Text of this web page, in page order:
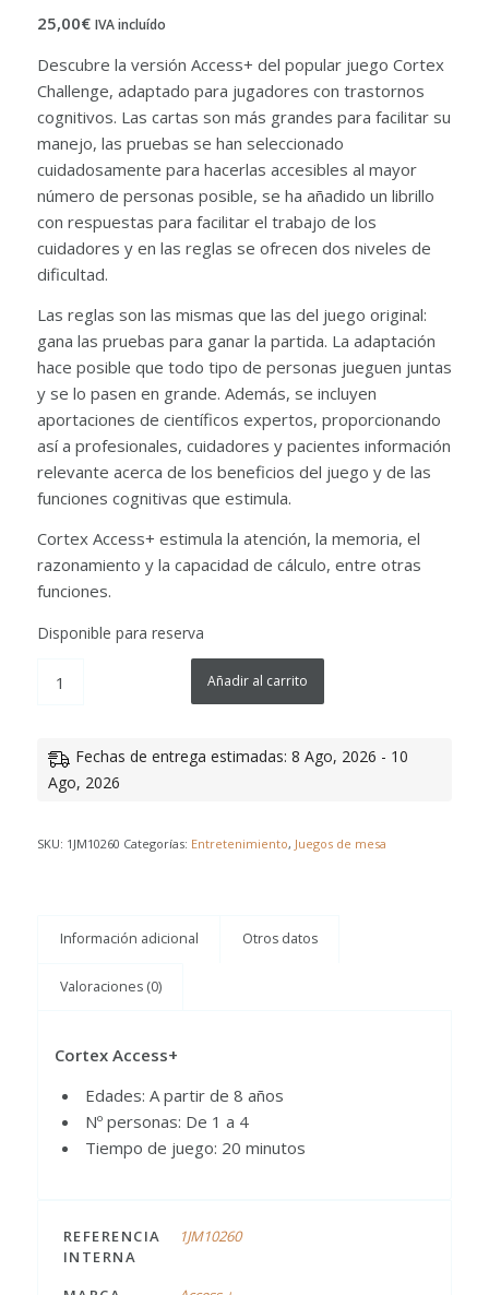
25,00€ IVA incluído
Descubre la versión Access+ del popular juego Cortex
Challenge, adaptado para jugadores con trastornos
cognitivos. Las cartas son más grandes para facilitar su
manejo, las pruebas se han seleccionado
cuidadosamente para hacerlas accesibles al mayor
número de personas posible, se ha añadido un librillo
con respuestas para facilitar el trabajo de los
cuidadores y en las reglas se ofrecen dos niveles de
dificultad.
Las reglas son las mismas que las del juego original:
gana las pruebas para ganar la partida. La adaptación
hace posible que todo tipo de personas jueguen juntas
y se lo pasen en grande. Además, se incluyen
aportaciones de científicos expertos, proporcionando
así a profesionales, cuidadores y pacientes información
relevante acerca de los beneficios del juego y de las
funciones cognitivas que estimula.
Cortex Access+ estimula la atención, la memoria, el
razonamiento y la capacidad de cálculo, entre otras
funciones.
Disponible para reserva
Añadir al carrito
Fechas de entrega estimadas: 8 Ago, 2026 - 10
Ago, 2026
SKU: 1JM10260 Categorías: Entretenimiento, Juegos de mesa
Información adicional Otros datos
Valoraciones (0)
Cortex Access+
Edades: A partir de 8 años
Nº personas: De 1 a 4
Tiempo de juego: 20 minutos
REFERENCIA
INTERNA
1JM10260